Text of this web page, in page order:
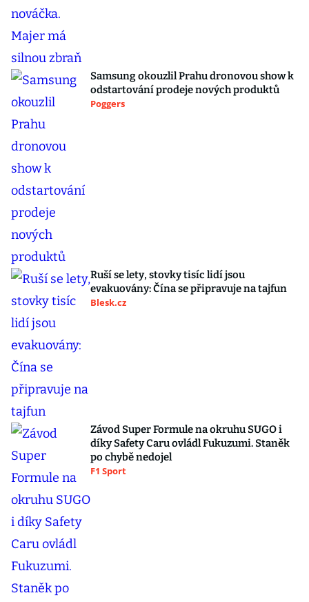
Samsung okouzlil Prahu dronovou show k
odstartování prodeje nových produktů
Poggers
Ruší se lety, stovky tisíc lidí jsou
evakuovány: Čína se připravuje na tajfun
Blesk.cz
Závod Super Formule na okruhu SUGO i
díky Safety Caru ovládl Fukuzumi. Staněk
po chybě nedojel
F1 Sport